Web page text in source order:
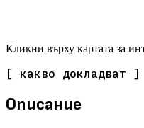
Кликни върху картата за
[ какво докладват ]
Описание